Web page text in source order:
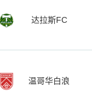
达拉斯FC
温哥华白浪